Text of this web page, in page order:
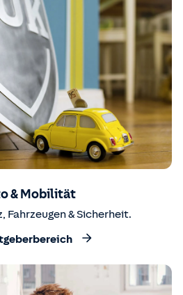
& Mobilität
Fahrzeugen & Sicherheit.